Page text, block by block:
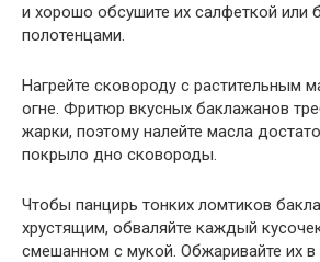
и хорошо обсушите их салфеткой или
полотенцами.
Нагрейте сковороду с растительным
огне. Фритюр вкусных баклажанов
жарки, поэтому налейте масла
покрыло дно сковороды.
Чтобы панцирь тонких ломтиков
хрустящим, обваляйте каждый
смешанном с мукой. Обжаривайте их в